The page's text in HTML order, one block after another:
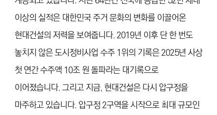
이상의 실적은 대한민국 주거 문화의 변화를 이끌어온
현대건설의 저력을 보여줍니다. 2019년 이후 단 한 번도
놓치지 않은 도시정비사업 수주 1위의 기록은 2025년 사상
첫 연간 수주액 10조 원 돌파라는 대기록으로
이어졌습니다. 그리고 지금, 현대건설은 다시 압구정을
마주하고 있습니다. 압구정 2구역을 시작으로 최대 규모인